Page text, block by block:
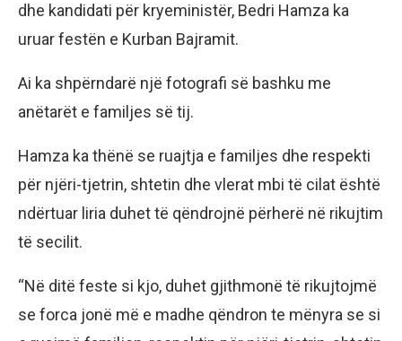
dhe kandidati për kryeministër, Bedri Hamza ka
uruar festën e Kurban Bajramit.
Ai ka shpërndarë një fotografi së bashku me
anëtarët e familjes së tij.
Hamza ka thënë se ruajtja e familjes dhe respekti
për njëri-tjetrin, shtetin dhe vlerat mbi të cilat është
ndërtuar liria duhet të qëndrojnë përherë në rikujtim
të secilit.
“Në ditë feste si kjo, duhet gjithmonë të rikujtojmë
se forca jonë më e madhe qëndron te mënyra se si